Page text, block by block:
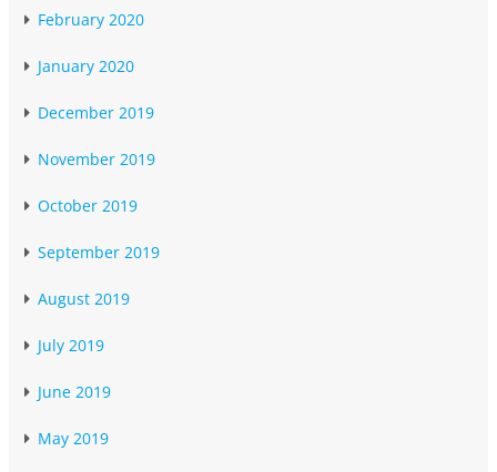
February 2020
January 2020
December 2019
November 2019
October 2019
September 2019
August 2019
July 2019
June 2019
May 2019